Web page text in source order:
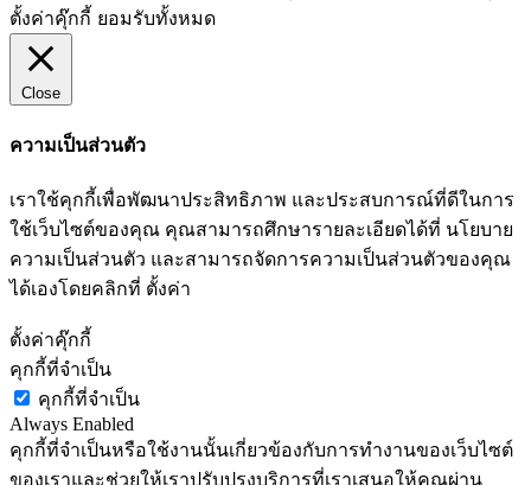
ตั้งค่าคุ๊กกี้ ยอมรับทั้งหมด
Close
ความเป็นส่วนตัว
เราใช้คุกกี้เพื่อพัฒนาประสิทธิภาพ และประสบการณ์ที่ดีในการ
ใช้เว็บไซต์ของคุณ คุณสามารถศึกษารายละเอียดได้ที่ นโยบาย
ความเป็นส่วนตัว และสามารถจัดการความเป็นส่วนตัวของคุณ
ได้เองโดยคลิกที่ ตั้งค่า
ตั้งค่าคุ๊กกี้
คุกกี้ที่จำเป็น
คุกกี้ที่จำเป็น
Always Enabled
คุกกี้ที่จำเป็นหรือใช้งานนั้นเกี่ยวข้องกับการทำงานของเว็บไซต์
ของเราและช่วยให้เราปรับปรุงบริการที่เราเสนอให้คุณผ่าน